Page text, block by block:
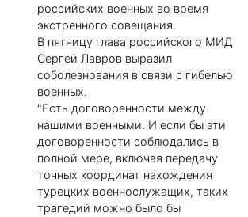
российских военных во время
экстренного совещания.
В пятницу глава российского МИД
Сергей Лавров выразил
соболезнования в связи с гибелью
военных.
"Есть договоренности между
нашими военными. И если бы эти
договоренности соблюдались в
полной мере, включая передачу
точных координат нахождения
турецких военнослужащих, таких
трагедий можно было бы